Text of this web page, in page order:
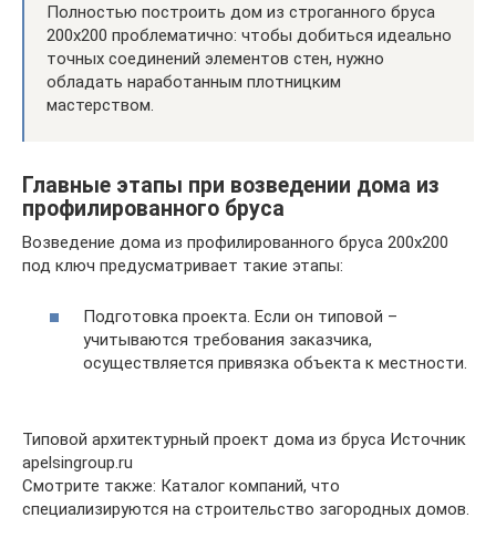
Полностью построить дом из строганного бруса
200х200 проблематично: чтобы добиться идеально
точных соединений элементов стен, нужно
обладать наработанным плотницким
мастерством.
Главные этапы при возведении дома из
профилированного бруса
Возведение дома из профилированного бруса 200х200
под ключ предусматривает такие этапы:
Подготовка проекта. Если он типовой –
учитываются требования заказчика,
осуществляется привязка объекта к местности.
Типовой архитектурный проект дома из бруса Источник
apelsingroup.ru
Смотрите также: Каталог компаний, что
специализируются на строительство загородных домов.